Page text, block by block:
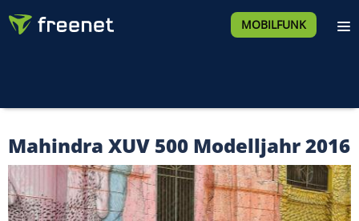
MOBILFUNK
Mahindra XUV 500 Modelljahr 2016